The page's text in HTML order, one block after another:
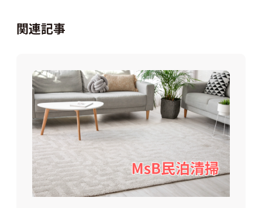
関連記事